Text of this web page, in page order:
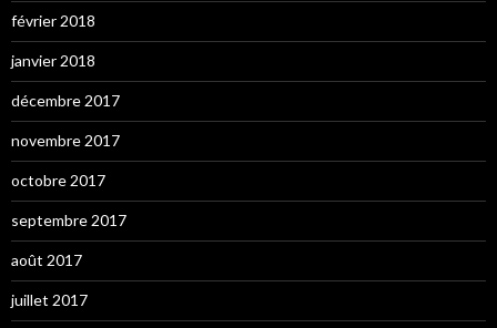
février 2018
janvier 2018
décembre 2017
novembre 2017
octobre 2017
septembre 2017
août 2017
juillet 2017